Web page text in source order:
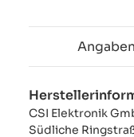
CSI Elektronik
Südliche